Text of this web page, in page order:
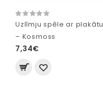
Uzlīmju spēle ar plakātu
– Kosmoss
7,34€